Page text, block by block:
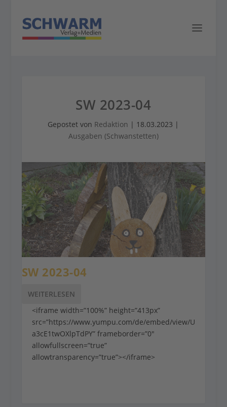
SW 2023-04
Gepostet von Redaktion | 18.03.2023 |
Ausgaben (Schwanstetten)
SW 2023-04
WEITERLESEN
<iframe width=”100%” height=”413px”
src=”https://www.yumpu.com/de/embed/view/U
a3cE1twOXlpTdPY” frameborder=”0″
allowfullscreen=”true”
allowtransparency=”true”></iframe>